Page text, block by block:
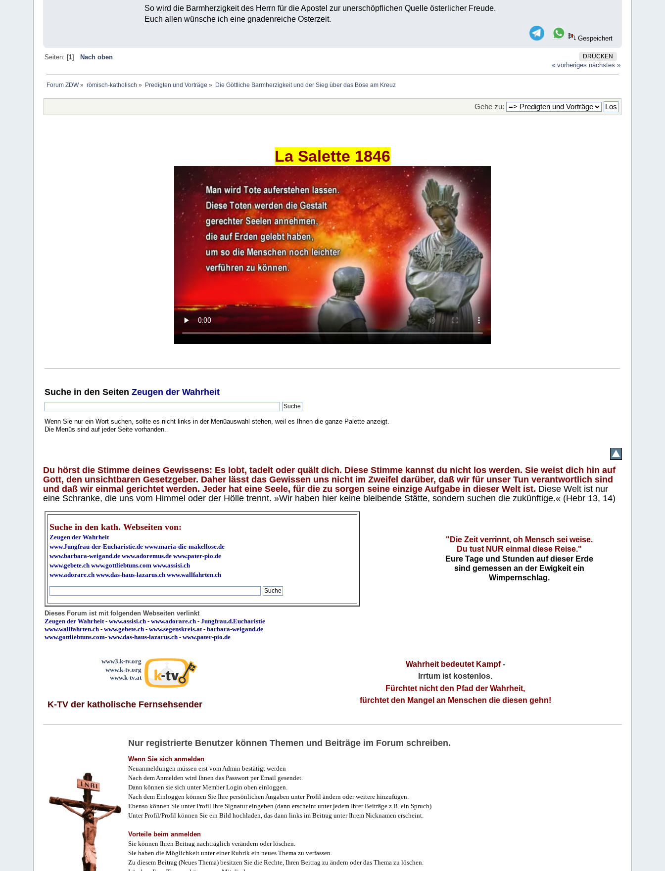
So wird die Barmherzigkeit des Herrn für die Apostel zur unerschöpflichen Quelle österlicher Freude.
Euch allen wünsche ich eine gnadenreiche Osterzeit.
Gespeichert
DRUCKEN
Seiten: [1]
Nach oben
« vorheriges nächstes »
Forum ZDW» römisch-katholisch » Predigten und Vorträge » Die Göttliche Barmherzigkeit und der Sieg über das Böse am Kreuz
Gehe zu:
La Salette 1846
Suche in den SeitenZeugen der Wahrheit
Wenn Sie nur ein Wort suchen, sollte es nicht links in der Menüauswahl stehen, weil es Ihnen die ganze Palette anzeigt.
Die Menüs sind auf jeder Seite vorhanden..
Du hörst die Stimme deines Gewissens: Es lobt, tadelt oder quält dich. Diese Stimme kannst du nicht los werden. Sie weist dich hin auf
Gott, den unsichtbaren Gesetzgeber. Daher lässt das Gewissen uns nicht im Zweifel darüber, daß wir für unser Tun verantwortlich sind
und daß wir einmal gerichtet werden. Jeder hat eine Seele, für die zu sorgen seine einzige Aufgabe in dieser Welt ist. Diese Welt ist nur
eine Schranke, die uns vom Himmel oder der Hölle trennt. »Wir haben hier keine bleibende Stätte, sondern suchen die zukünftige.« (Hebr 13, 14)
Suche in den kath. Webseiten von:
Zeugen der Wahrheit
www.Jungfrau-der-Eucharistie.de www.maria-die-makellose.de
www.barbara-weigand.de www.adoremus.de www.pater-pio.de
www.gebete.ch www.gottliebtuns.com www.assisi.ch
www.adorare.ch www.das-haus-lazarus.ch www.wallfahrten.ch
"Die Zeit verrinnt, oh Mensch sei weise.
Du tust NUR einmal diese Reise."
Eure Tage und Stunden auf dieser Erde
sind gemessen an der Ewigkeit ein
Wimpernschlag.
Dieses Forum ist mit folgenden Webseiten verlinkt
Zeugen der Wahrheit-www.assisi.ch -www.adorare.ch -Jungfrau.d.Eucharistie
www.wallfahrten.ch -www.gebete.ch -www.segenskreis.at-barbara-weigand.de
www.gottliebtuns.com-www.das-haus-lazarus.ch - www.pater-pio.de
www3.k-tv.org
www.k-tv.org
www.k-tv.at
K-TV der katholische Fernsehsender
Wahrheit bedeutet Kampf-
Irrtum ist kostenlos.
Fürchtet nicht den Pfad der Wahrheit,
fürchtet den Mangel an Menschen die diesen gehn!
Nur registrierte Benutzer können Themen und Beiträge im Forum schreiben.
Wenn Sie sich anmelden
Neuanmeldungen müssen erst vom Admin bestätigt werden
Nach dem Anmelden wird Ihnen das Passwort per Email gesendet.
Dann können sie sich unter Member Login oben einloggen.
Nach dem Einloggen können Sie Ihre persönlichen Angaben unter Profil ändern oder weitere hinzufügen.
Ebenso können Sie unter Profil Ihre Signatur eingeben (dann erscheint unter jedem Ihrer Beiträge z.B. ein Spruch)
Unter Profil/Profil können Sie ein Bild hochladen, das dann links im Beitrag unter Ihrem Nicknamen erscheint.
Vorteile beim anmelden
Sie können Ihren Beitrag nachträglich verändern oder löschen.
Sie haben die Möglichkeit unter einer Rubrik ein neues Thema zu verfassen.
Zu diesem Beitrag (Neues Thema) besitzen Sie die Rechte, Ihren Beitrag zu ändern oder das Thema zu löschen.